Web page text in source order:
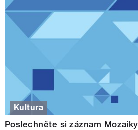
Kultura
Poslechněte si záznam Mozaiky